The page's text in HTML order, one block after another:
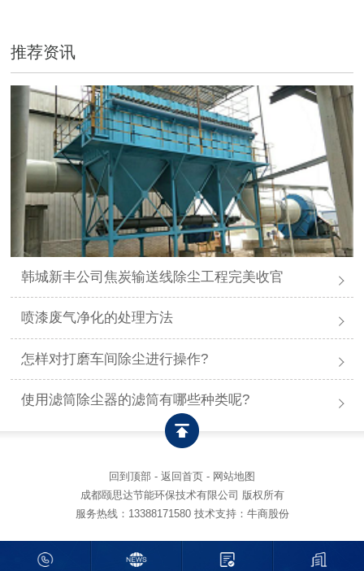
推荐资讯
韩城新丰公司焦炭输送线除尘工程完美收官
喷漆废气净化的处理方法
怎样对打磨车间除尘进行操作?
使用滤筒除尘器的滤筒有哪些种类呢?
回到顶部 - 返回首页 - 网站地图
成都颐思达节能环保技术有限公司 版权所有
服务热线： 13388171580 技术支持：牛商股份